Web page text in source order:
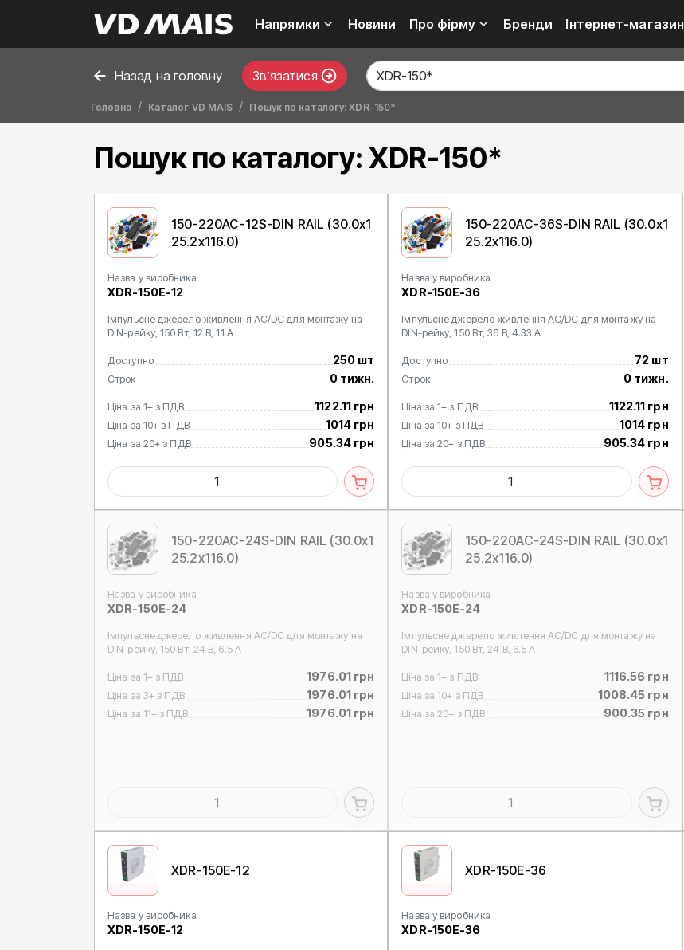
Напрямки Новини Про фірму Бренди Інтернет-магазин
Назад на головну Звʼязатися
Головна Каталог VD MAIS Пошук по каталогу: XDR-150*
Пошук по каталогу: XDR-150*
150-220AC-12S-DIN RAIL (30.0x1
25.2x116.0)
Назва у виробника
XDR-150E-12
Імпульсне джерело живлення AC/DC для монтажу на
DIN-рейку, 150 Вт, 12 В, 11 А
Доступно 250 шт
Строк 0 тижн.
Ціна за 1+ з ПДВ 1122.11 грн
Ціна за 10+ з ПДВ 1014 грн
Ціна за 20+ з ПДВ 905.34 грн
150-220AC-36S-DIN RAIL (30.0x1
25.2x116.0)
Назва у виробника
XDR-150E-36
Імпульсне джерело живлення AC/DC для монтажу на
DIN-рейку, 150 Вт, 36 В, 4.33 А
Доступно 72 шт
Строк 0 тижн.
Ціна за 1+ з ПДВ 1122.11 грн
Ціна за 10+ з ПДВ 1014 грн
Ціна за 20+ з ПДВ 905.34 грн
150-220AC-24S-DIN RAIL (30.0x1
25.2x116.0)
Назва у виробника
XDR-150E-24
Імпульсне джерело живлення AC/DC для монтажу на
DIN-рейку, 150 Вт, 24 В, 6.5 А
Ціна за 1+ з ПДВ 1976.01 грн
Ціна за 3+ з ПДВ 1976.01 грн
Ціна за 11+ з ПДВ 1976.01 грн
150-220AC-24S-DIN RAIL (30.0x1
25.2x116.0)
Назва у виробника
XDR-150E-24
Імпульсне джерело живлення AC/DC для монтажу на
DIN-рейку, 150 Вт, 24 В, 6.5 А
Ціна за 1+ з ПДВ 1116.56 грн
Ціна за 10+ з ПДВ 1008.45 грн
Ціна за 20+ з ПДВ 900.35 грн
XDR-150E-12
Назва у виробника
XDR-150E-12
XDR-150E-36
Назва у виробника
XDR-150E-36